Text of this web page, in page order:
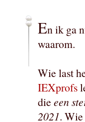
En ik ga
waarom.
Wie last
IEXprofs
die een
2021.